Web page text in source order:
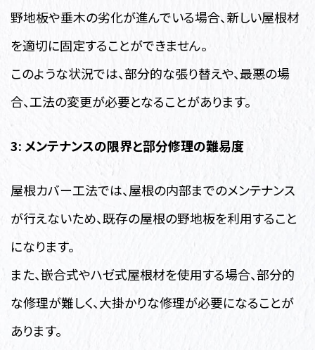
野地板や垂木の劣化が進んでいる場合、新しい屋根材
を適切に固定することができません。
このような状況では、部分的な張り替えや、最悪の場
合、工法の変更が必要となることがあります。
3: メンテナンスの限界と部分修理の難易度
屋根カバー工法では、屋根の内部までのメンテナンス
が行えないため、既存の屋根の野地板を利用すること
になります。
また、嵌合式やハゼ式屋根材を使用する場合、部分的
な修理が難しく、大掛かりな修理が必要になることが
あります。